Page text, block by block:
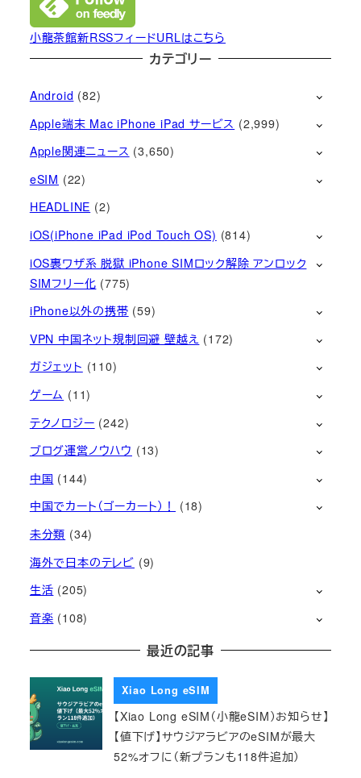
小龍茶館新RSSフィードURLはこちら
カテゴリー
Android (82)
Apple端末 Mac iPhone iPad サービス (2,999)
Apple関連ニュース (3,650)
eSIM (22)
HEADLINE (2)
iOS(iPhone iPad iPod Touch OS) (814)
iOS裏ワザ系 脱獄 iPhone SIMロック解除 アンロック
SIMフリー化 (775)
iPhone以外の携帯 (59)
VPN 中国ネット規制回避 壁越え (172)
ガジェット (110)
ゲーム (11)
テクノロジー (242)
ブログ運営ノウハウ (13)
中国 (144)
中国でカート（ゴーカート）！
(18)
未分類 (34)
海外で日本のテレビ (9)
生活 (205)
音楽 (108)
最近の記事
Xiao Long eSIM
【Xiao Long eSIM（小龍eSIM）お知らせ】
【値下げ】サウジアラビアのeSIMが最大
52%オフに（新プランも118件追加）